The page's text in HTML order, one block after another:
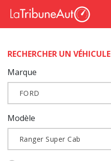
RECHERCHER UN VÉHICULE
Marque
FORD
Modèle
Ranger Super Cab